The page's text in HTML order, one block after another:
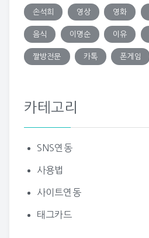
손석희 영상 영화
음식 이명순 이유
짤방전문 카톡 폰게임
카테고리
SNS연동
사용법
사이트연동
태그카드